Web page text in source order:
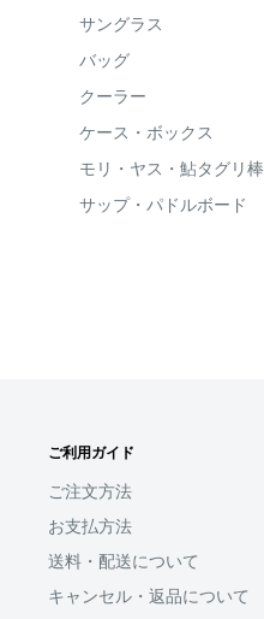
サングラス
バッグ
クーラー
ケース・ボックス
モリ・ヤス・鮎タグリ棒
サップ・パドルボード
ご利用ガイド
ご注文方法
お支払方法
送料・配送について
キャンセル・返品について